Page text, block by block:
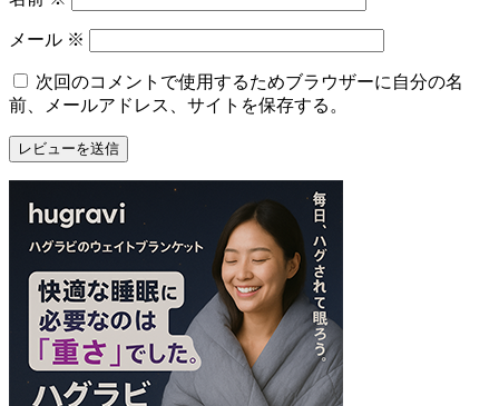
メール ※
次回のコメントで使用するためブラウザーに自分の名
前、メールアドレス、サイトを保存する。